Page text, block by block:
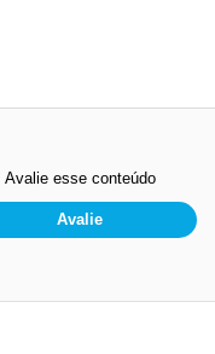
Avalie esse conteúdo
Avalie